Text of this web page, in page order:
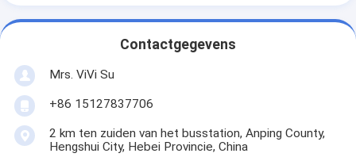
Contactgegevens
Mrs. ViVi Su
+86 15127837706
2 km ten zuiden van het busstation, Anping County,
Hengshui City, Hebei Provincie, China